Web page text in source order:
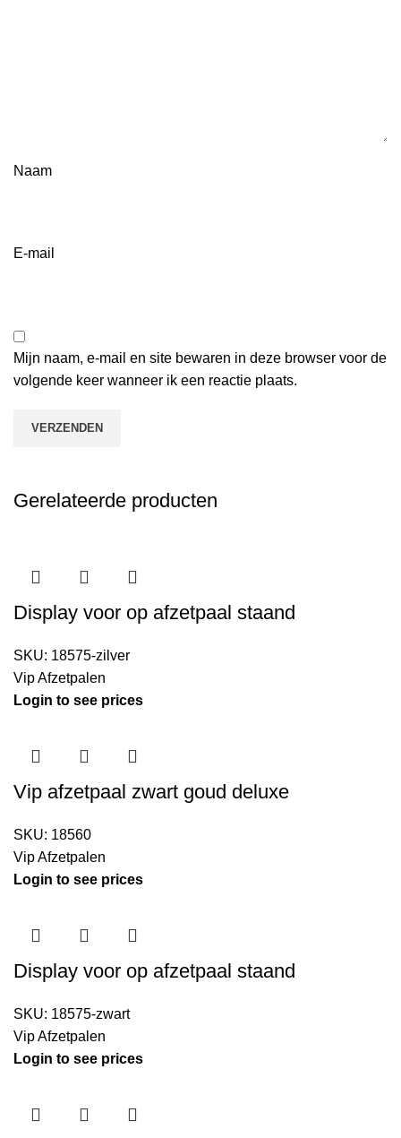
Naam
E-mail
Mijn naam, e-mail en site bewaren in deze browser voor de
volgende keer wanneer ik een reactie plaats.
Gerelateerde producten
Display voor op afzetpaal staand
SKU: 18575-zilver
Vip Afzetpalen
Login to see prices
Vip afzetpaal zwart goud deluxe
SKU: 18560
Vip Afzetpalen
Login to see prices
Display voor op afzetpaal staand
SKU: 18575-zwart
Vip Afzetpalen
Login to see prices